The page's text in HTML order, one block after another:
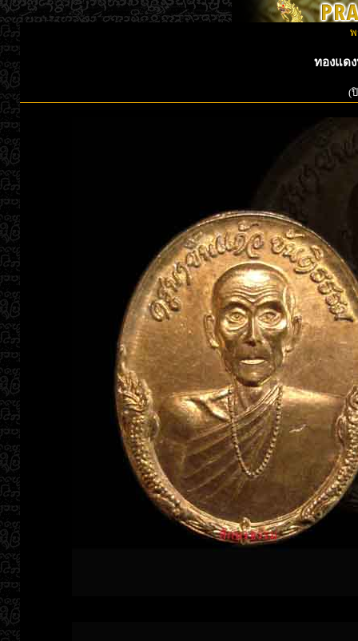
พ
ทองแด
(